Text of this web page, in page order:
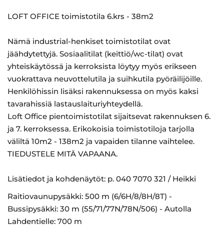
LOFT OFFICE toimistotila 6.krs - 38m2
Nämä industrial-henkiset toimistotilat ovat
jäähdytettyjä. Sosiaalitilat (keittiö/wc-tilat) ovat
yhteiskäytössä ja kerroksista löytyy myös erikseen
vuokrattava neuvottelutila ja suihkutila pyöräilijöille.
Henkilöhissin lisäksi rakennuksessa on myös kaksi
tavarahissiä lastauslaituriyhteydellä.
Loft Office pientoimistotilat sijaitsevat rakennuksen 6.
ja 7. kerroksessa. Erikokoisia toimistotiloja tarjolla
väliltä 10m2 - 138m2 ja vapaiden tilanne vaihtelee.
TIEDUSTELE MITÄ VAPAANA.
Lisätiedot ja kohdenäytöt: p. 040 7070 321 / Heikki
Raitiovaunupysäkki: 500 m (6/6H/8/8H/8T) -
Bussipysäkki: 30 m (55/71/77N/78N/506) - Autolla
Lahdentielle: 700 m